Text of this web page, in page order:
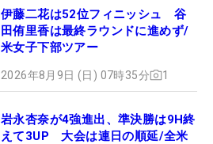
伊藤二花は52位フィニッシュ 谷
田侑里香は最終ラウンドに進めず/
米女子下部ツアー
2026年8月9日 (日) 07時35分 1
岩永杏奈が4強進出、準決勝は9H終
えて3UP 大会は連日の順延/全米